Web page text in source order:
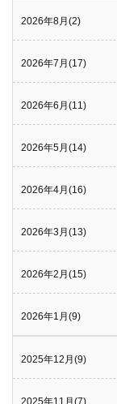
2026年8月(2)
2026年7月(17)
2026年6月(11)
2026年5月(14)
2026年4月(16)
2026年3月(13)
2026年2月(15)
2026年1月(9)
2025年12月(9)
2025年11月(7)